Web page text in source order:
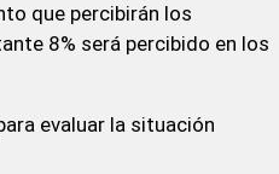
que percibirán los
8% será percibido en los
evaluar la situación